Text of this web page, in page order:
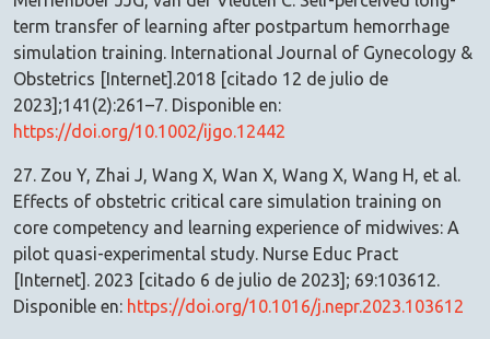
term transfer of learning after postpartum hemorrhage
simulation training. International Journal of Gynecology &
Obstetrics [Internet].2018 [citado 12 de julio de
2023];141(2):261–7. Disponible en:
https://doi.org/10.1002/ijgo.12442
27. Zou Y, Zhai J, Wang X, Wan X, Wang X, Wang H, et al.
Effects of obstetric critical care simulation training on
core competency and learning experience of midwives: A
pilot quasi-experimental study. Nurse Educ Pract
[Internet]. 2023 [citado 6 de julio de 2023]; 69:103612.
Disponible en: https://doi.org/10.1016/j.nepr.2023.103612